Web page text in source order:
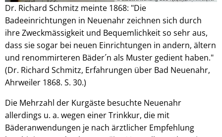
Dr. Richard Schmitz meinte 1868: "Die
Badeeinrichtungen in Neuenahr zeichnen sich durch
ihre Zweckmässigkeit und Bequemlichkeit so sehr aus,
dass sie sogar bei neuen Einrichtungen in andern, ältern
und renommirteren Bäder´n als Muster gedient haben."
(Dr. Richard Schmitz, Erfahrungen über Bad Neuenahr,
Ahrweiler 1868. S. 30.)
Die Mehrzahl der Kurgäste besuchte Neuenahr
allerdings u. a. wegen einer Trinkkur, die mit
Bäderanwendungen je nach ärztlicher Empfehlung